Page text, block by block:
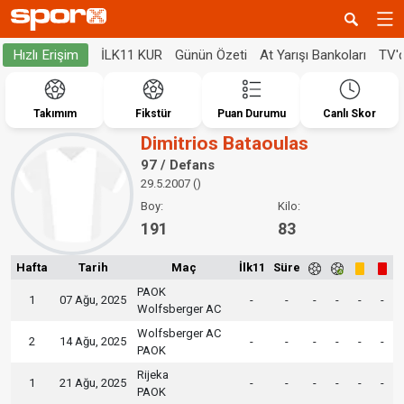
Hızlı Erişim İLK11 KUR Günün Özeti At Yarışı Bankoları
Takımım Fikstür Puan Durumu Canlı Skor
Dimitrios Bataoulas
97 / Defans
29.5.2007 ()
Boy:
191
Kilo:
83
Hafta Tarih Maç İlk11 Süre
1 07 Ağu, 2025
PAOK
Wolfsberger AC
- - - - - -
2 14 Ağu, 2025
Wolfsberger AC
PAOK
- - - - - -
1 21 Ağu, 2025
Rijeka
PAOK
- - - - - -